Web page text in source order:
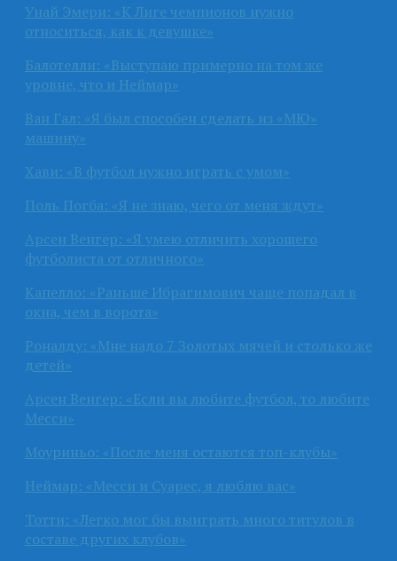
Унай Эмери: «К Лиге чемпионов нужно
относиться, как к девушке»
Балотелли: «Выступаю примерно на том же
уровне, что и Неймар»
Ван Гал: «Я был способен сделать из «МЮ»
машину»
Хави: «В футбол нужно играть с умом»
Поль Погба: «Я не знаю, чего от меня ждут»
Арсен Венгер: «Я умею отличить хорошего
футболиста от отличного»
Капелло: «Раньше Ибрагимович чаще попадал в
окна, чем в ворота»
Роналду: «Мне надо 7 Золотых мячей и столько же
детей»
Арсен Венгер: «Если вы любите футбол, то любите
Месси»
Моуриньо: «После меня остаются топ-клубы»
Неймар: «Месси и Суарес, я люблю вас»
Тотти: «Легко мог бы выиграть много титулов в
составе других клубов»